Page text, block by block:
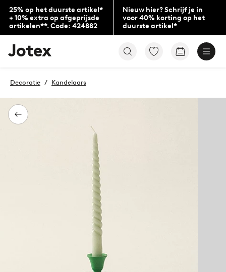
25% op het duurste artikel*
+ 10% extra op afgeprijsde
artikelen**. Code: 424882
Nieuw hier? Schrijf je in
voor 40% korting op het
duurste artikel*
Jotex
logo
to
home
page
Ga
Go
Terug
Decoratie Kandelaars